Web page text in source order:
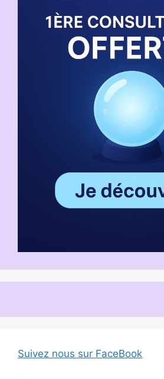
Suivez nous sur FaceBook